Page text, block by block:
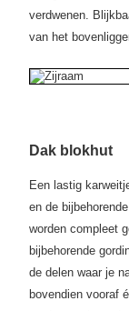
verdwenen.
van het
Dak blokhut
Een lastig
en de
worden compleet
bijbehorende
de delen waar je
bovendien vooraf